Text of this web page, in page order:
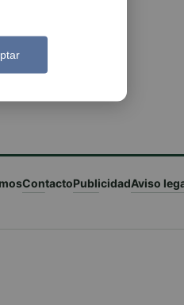
ContactoPublicidadAviso